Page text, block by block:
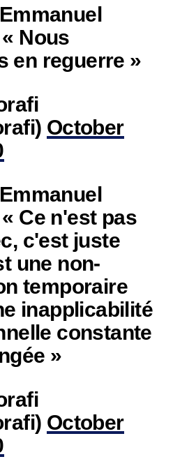
Nous
en reguerre »
October
Ce n'est pas
c'est juste
une non-
temporaire
inapplicabilité
constante
»
October